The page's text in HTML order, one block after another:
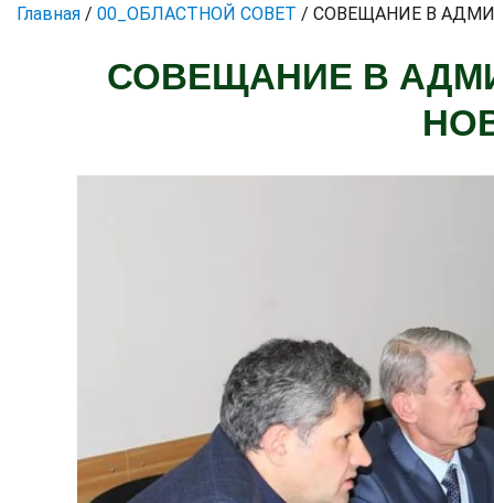
Главная / 00_ОБЛАСТНОЙ СОВЕТ / СОВЕЩАНИЕ В
СОВЕЩАНИЕ В